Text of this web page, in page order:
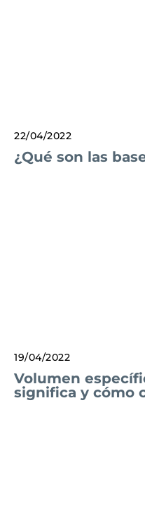
22/04/2022
¿Qué son las
19/04/2022
Volumen
significa y cómo